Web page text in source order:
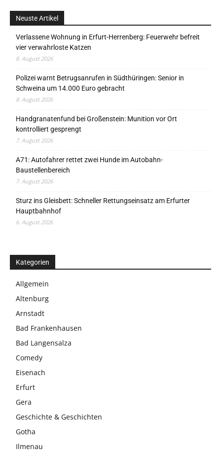
Neuste Artikel
Verlassene Wohnung in Erfurt-Herrenberg: Feuerwehr befreit
vier verwahrloste Katzen
8. August 2026
Polizei warnt Betrugsanrufen in Südthüringen: Senior in
Schweina um 14.000 Euro gebracht
8. August 2026
Handgranatenfund bei Großenstein: Munition vor Ort
kontrolliert gesprengt
7. August 2026
A71: Autofahrer rettet zwei Hunde im Autobahn-
Baustellenbereich
7. August 2026
Sturz ins Gleisbett: Schneller Rettungseinsatz am Erfurter
Hauptbahnhof
6. August 2026
Kategorien
Allgemein
Altenburg
Arnstadt
Bad Frankenhausen
Bad Langensalza
Comedy
Eisenach
Erfurt
Gera
Geschichte & Geschichten
Gotha
Ilmenau